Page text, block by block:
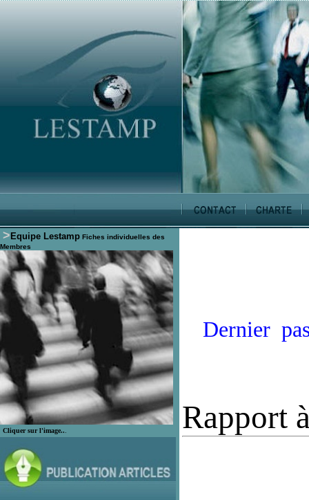
> Equipe Lestamp Fiches individuelles des
Membres
Cliquer sur l'image..
Dernier
Rapport